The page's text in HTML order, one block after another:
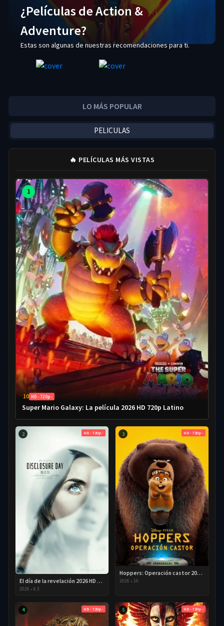
¿Películas de Action &
Adventure?
Estas son algunas de nuestras recomendaciones para ti.
LO MÁS POPULAR
PELICULAS
🔥 PELÍCULAS MÁS VISTAS
1
10 HD - 720p -
Super Mario Galaxy: La película 2026 HD 720p Latino
2 HD - 720p -
El día de la revelación 2026 HD 720P Latino
2026 • 6.3
3 HD - 720p -
Hoppers: Operación castor 2026 HD 720p Latino
2026 • 10
4 HD - 720p - 5 HD - 720p -